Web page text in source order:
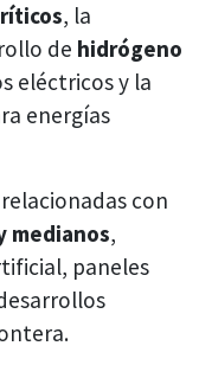
, la
de hidrógeno
eléctricos y la
energías
con
medianos,
paneles